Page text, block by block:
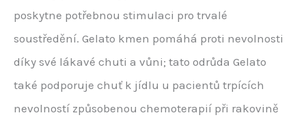
poskytne potřebnou stimulaci pro trvalé
soustředění. Gelato kmen pomáhá proti nevolnosti
díky své lákavé chuti a vůni; tato odrůda Gelato
také podporuje chuť k jídlu u pacientů trpících
nevolností způsobenou chemoterapií při rakovině